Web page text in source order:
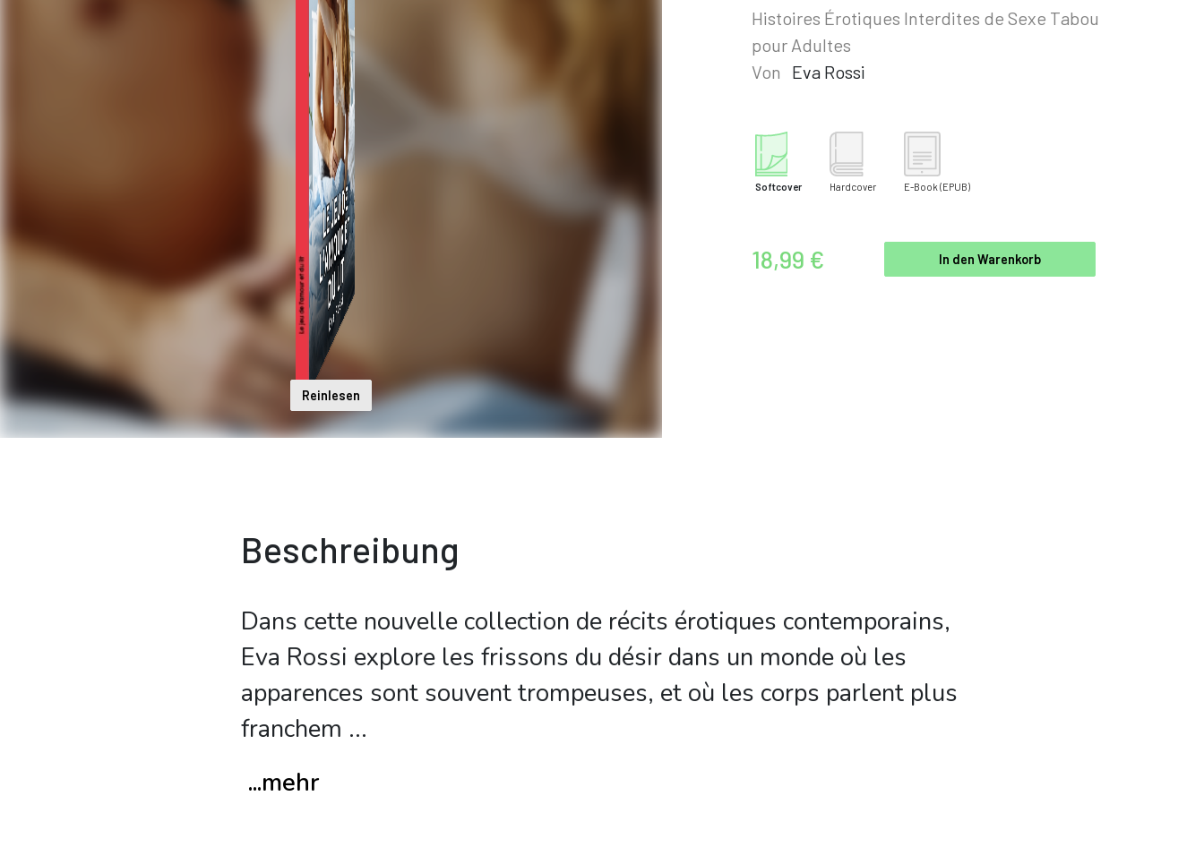
Reinlesen
Histoires Érotiques Interdites de Sexe Tabou
pour Adultes
Von
Eva Rossi
Softcover Hardcover E-Book (EPUB)
18,99 € In den Warenkorb
Beschreibung
Dans cette nouvelle collection de récits érotiques contemporains,
Eva Rossi explore les frissons du désir dans un monde où les
apparences sont souvent trompeuses, et où les corps parlent plus
franchem ...
...mehr